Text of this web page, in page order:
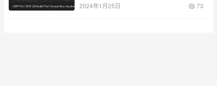
2024年1月25日 73